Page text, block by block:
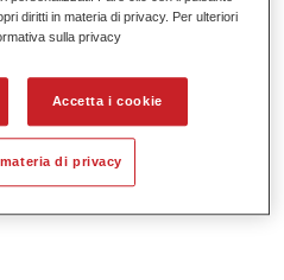
e riverniciature totali
alte.
diritti in materia di privacy. Per ulteriori
sulla privacy
Accetta i cookie
di privacy